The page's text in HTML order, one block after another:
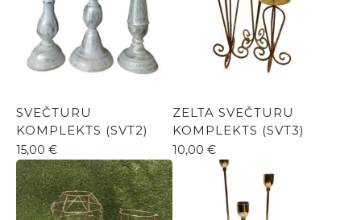
SVEČTURU
KOMPLEKTS (SVT2)
15,00 €
ZELTA SVEČTURU
KOMPLEKTS (SVT3)
10,00 €